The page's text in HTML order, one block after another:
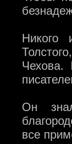
Никого
Чехова.
Он
все